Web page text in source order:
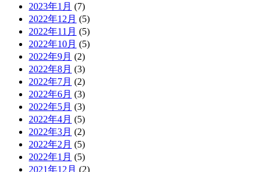
2023年1月 (7)
2022年12月 (5)
2022年11月 (5)
2022年10月 (5)
2022年9月 (2)
2022年8月 (3)
2022年7月 (2)
2022年6月 (3)
2022年5月 (3)
2022年4月 (5)
2022年3月 (2)
2022年2月 (5)
2022年1月 (5)
2021年12月 (2)